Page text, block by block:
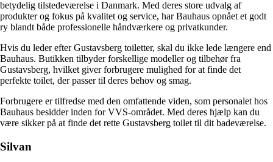
betydelig tilstedeværelse i Danmark. Med deres store udvalg af
produkter og fokus på kvalitet og service, har Bauhaus opnået et godt
ry blandt både professionelle håndværkere og privatkunder.
Hvis du leder efter Gustavsberg toiletter, skal du ikke lede længere end
Bauhaus. Butikken tilbyder forskellige modeller og tilbehør fra
Gustavsberg, hvilket giver forbrugere mulighed for at finde det
perfekte toilet, der passer til deres behov og smag.
Forbrugere er tilfredse med den omfattende viden, som personalet hos
Bauhaus besidder inden for VVS-området. Med deres hjælp kan du
være sikker på at finde det rette Gustavsberg toilet til dit badeværelse.
Silvan